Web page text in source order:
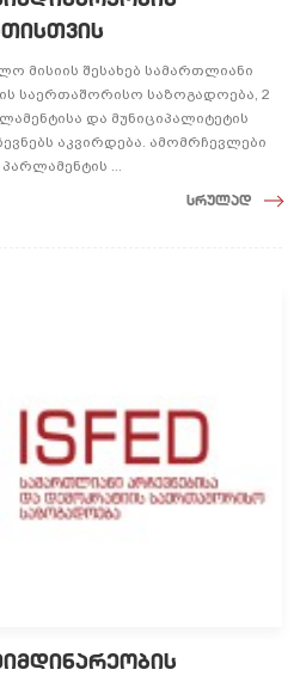
მისიის შესახებ სამართლიანი
საერთაშორისო საზოგადოება, 2
და მუნიციპალიტეტის
აკვირდება. ამომრჩევლები
...
სრულად